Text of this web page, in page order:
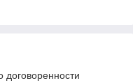
договоренности